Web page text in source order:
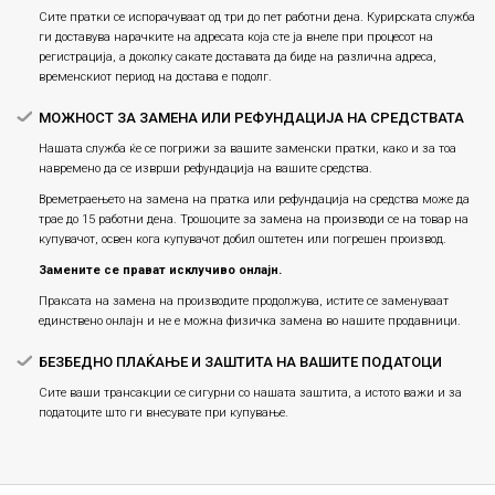
Сите пратки се испорачуваат од три до пет работни дена. Курирската служба
ги доставува нарачките на адресата која сте ја внеле при процесот на
регистрација, а доколку сакате доставата да биде на различна адреса,
временскиот период на достава е подолг.
МОЖНОСТ ЗА ЗАМЕНА ИЛИ РЕФУНДАЦИЈА НА СРЕДСТВАТА
Нашата служба ќе се погрижи за вашите заменски пратки, како и за тоа
навремено да се изврши рефундација на вашите средства.
Времетраењето на замена на пратка или рефундацијa на средства може да
трае до 15 работни дена. Трошоците за замена на производи се на товар на
купувачот, освен кога купувачот добил оштетен или погрешен производ.
Замените се прават исклучиво онлајн.
Праксата на замена на производите продолжува, истите се заменуваат
единствено онлајн и не е можна физичка замена во нашите продавници.
БЕЗБЕДНО ПЛАЌАЊЕ И ЗАШТИТА НА ВАШИТЕ ПОДАТОЦИ
Сите ваши трансакции се сигурни со нашата заштита, а истото важи и за
податоците што ги внесувате при купување.